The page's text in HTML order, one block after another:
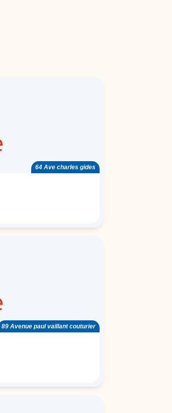
64 Ave charles gides
89 Avenue paul vaillant couturier